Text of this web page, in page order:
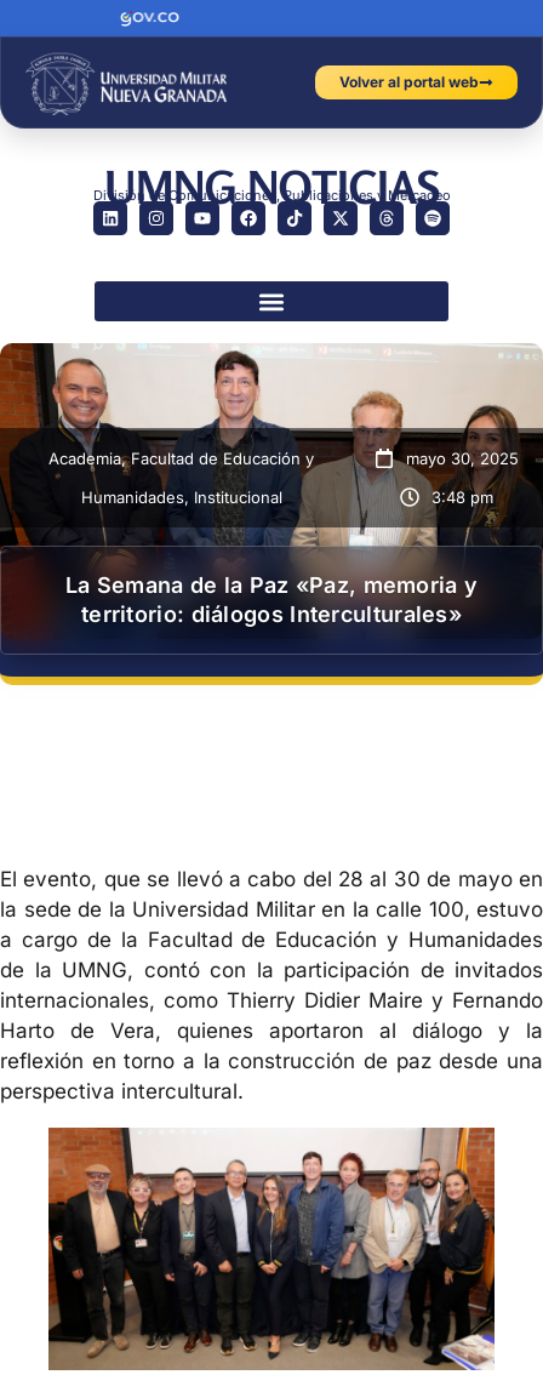
Volver al portal web
UMNG NOTICIAS
División de Comunicaciones, Publicaciones y Mercadeo
Academia,Facultad de Educación y
Humanidades, Institucional
mayo 30, 2025
3:48 pm
La Semana de la Paz «Paz, memoria y
territorio: diálogos Interculturales»
El evento, que se llevó a cabo del 28 al 30 de mayo en
la sede de la Universidad Militar en la calle 100, estuvo
a cargo de la Facultad de Educación y Humanidades
de la UMNG, contó con la participación de invitados
internacionales, como Thierry Didier Maire y Fernando
Harto de Vera, quienes aportaron al diálogo y la
reflexión en torno a la construcción de paz desde una
perspectiva intercultural.